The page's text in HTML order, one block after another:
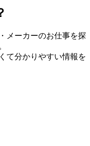
メーカーのお仕事を探
て分かりやすい情報を